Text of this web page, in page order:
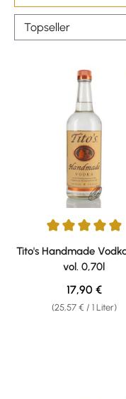
Durchschnittliche
Tito's Handmade
vol. 0,70l
(25,57 € / 1 Liter)
Regulärer
17,90 €